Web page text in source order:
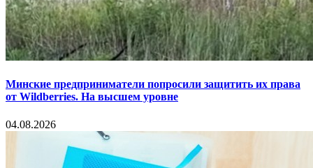
Минские предприниматели попросили защитить их права
от Wildberries. На высшем уровне
04.08.2026